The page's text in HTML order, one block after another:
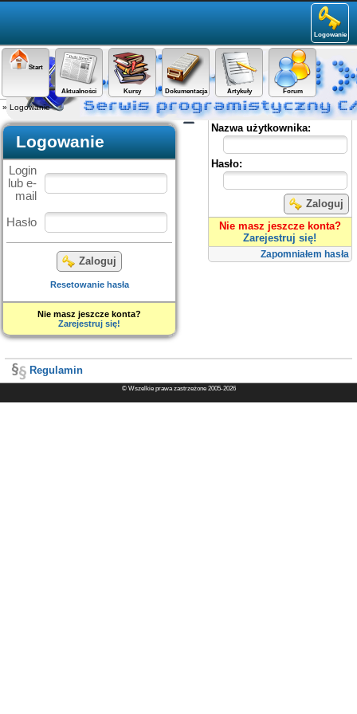
Logowanie
Start
Aktualności Kursy Dokumentacja Artykuły Forum
Panel użytkownika
Nazwa użytkownika:
Hasło:
Zaloguj
Nie masz jeszcze konta?
Zarejestruj się!
Zapomniałem hasła
» Logowanie
Logowanie
Login
lub e-
mail
Hasło
Zaloguj
Resetowanie hasła
Nie masz jeszcze konta?
Zarejestruj się!
Regulamin
© Wszelkie prawa zastrzeżone 2005-2026